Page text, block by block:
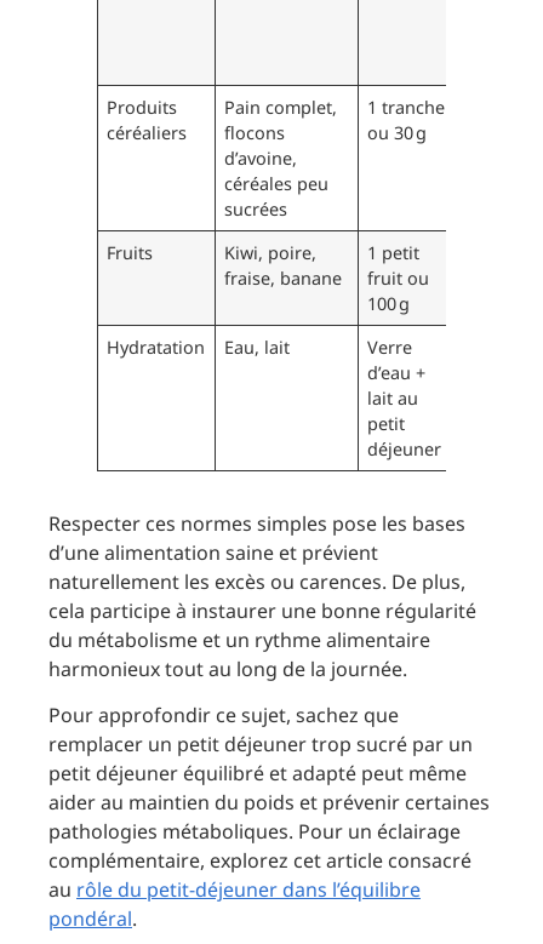
Produits
céréaliers
Pain complet,
flocons
d’avoine,
céréales peu
sucrées
1 tranche
ou 30 g
Fruits
Kiwi, poire,
fraise, banane
1 petit
fruit ou
100 g
Hydratation
Eau, lait
Verre
d’eau +
lait au
petit
déjeuner
Respecter ces normes simples pose les bases
d’une alimentation saine et prévient
naturellement les excès ou carences. De plus,
cela participe à instaurer une bonne régularité
du métabolisme et un rythme alimentaire
harmonieux tout au long de la journée.
Pour approfondir ce sujet, sachez que
remplacer un petit déjeuner trop sucré par un
petit déjeuner équilibré et adapté peut même
aider au maintien du poids et prévenir certaines
pathologies métaboliques. Pour un éclairage
complémentaire, explorez cet article consacré
au rôle du petit-déjeuner dans l’équilibre
pondéral.